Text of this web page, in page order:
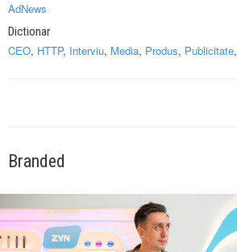
AdNews
Dictionar
CEO, HTTP, Interviu, Media, Produs, Publicitate,
Branded